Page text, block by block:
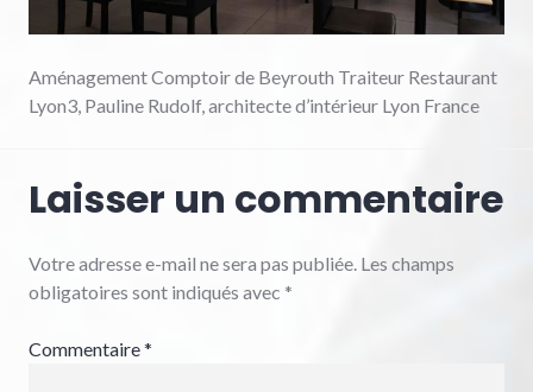
Aménagement Comptoir de Beyrouth Traiteur Restaurant
Lyon3, Pauline Rudolf, architecte d’intérieur Lyon France
Laisser un commentaire
Votre adresse e-mail ne sera pas publiée. Les champs
obligatoires sont indiqués avec *
Commentaire*